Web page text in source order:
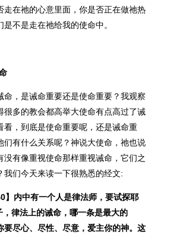
走在祂的心意里面，你是否正在做祂热
不是走在祂给我的使命中。
命，是诫命重要还是使命重要？我观察
很多的教会都高举大使命有点高过了诫
看，到底是使命重要呢，还是诫命重
们有什么关系呢？神说大使命，祂也说
没有像重视使命那样重视诫命，它们之
我们今天来读一下很熟悉的经文:
】内中有一个人是律法师，要试探耶
律法上的诫命，哪一条是最大的
要尽心、尽性、尽意，爱主你的神。这